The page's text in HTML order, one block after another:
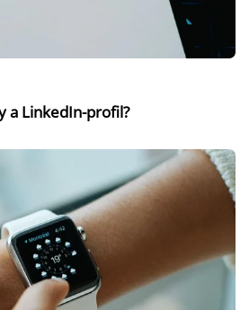
a LinkedIn-profil?